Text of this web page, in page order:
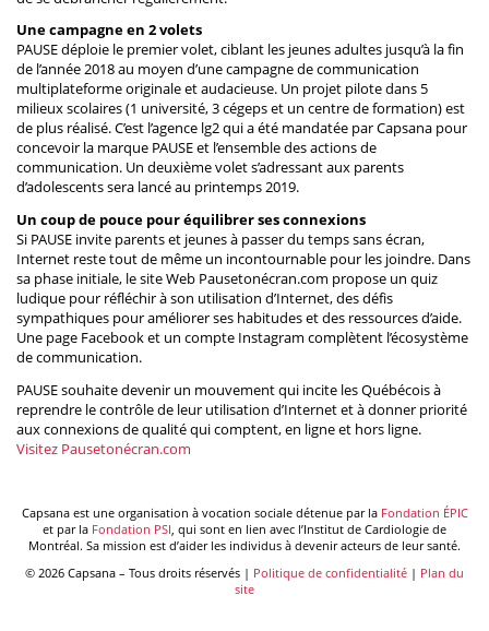
Une campagne en 2 volets
PAUSE déploie le premier volet, ciblant les jeunes adultes jusqu’à la fin
de l’année 2018 au moyen d’une campagne de communication
multiplateforme originale et audacieuse. Un projet pilote dans 5
milieux scolaires (1 université, 3 cégeps et un centre de formation) est
de plus réalisé. C’est l’agence lg2 qui a été mandatée par Capsana pour
concevoir la marque PAUSE et l’ensemble des actions de
communication. Un deuxième volet s’adressant aux parents
d’adolescents sera lancé au printemps 2019.
Un coup de pouce pour équilibrer ses connexions
Si PAUSE invite parents et jeunes à passer du temps sans écran,
Internet reste tout de même un incontournable pour les joindre. Dans
sa phase initiale, le site Web Pausetonécran.com propose un quiz
ludique pour réfléchir à son utilisation d’Internet, des défis
sympathiques pour améliorer ses habitudes et des ressources d’aide.
Une page Facebook et un compte Instagram complètent l’écosystème
de communication.
PAUSE souhaite devenir un mouvement qui incite les Québécois à
reprendre le contrôle de leur utilisation d’Internet et à donner priorité
aux connexions de qualité qui comptent, en ligne et hors ligne.
Visitez Pausetonécran.com
Capsana est une organisation à vocation sociale détenue par la Fondation ÉPIC
et par la Fondation PSI, qui sont en lien avec l’Institut de Cardiologie de
Montréal. Sa mission est d’aider les individus à devenir acteurs de leur santé.
© 2026 Capsana – Tous droits réservés | Politique de confidentialité | Plan du
site